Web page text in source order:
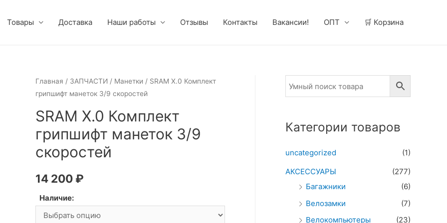
Товары Доставка Наши работы Отзывы Контакты Вакансии! ОПТ 🛒 Корзина
Главная / ЗАПЧАСТИ / Манетки / SRAM X.0 Комплект
грипшифт манеток 3/9 скоростей
SRAM X.0 Комплект
грипшифт манеток 3/9
скоростей
14 200 ₽
Наличие:
Категории товаров
uncategorized
(1)
АКСЕССУАРЫ
(277)
Багажники
(6)
Велозамки
(7)
Велокомпьютеры
(23)